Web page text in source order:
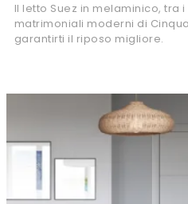
Il letto Suez in melaminico, tra
matrimoniali moderni di
garantirti il riposo migliore.